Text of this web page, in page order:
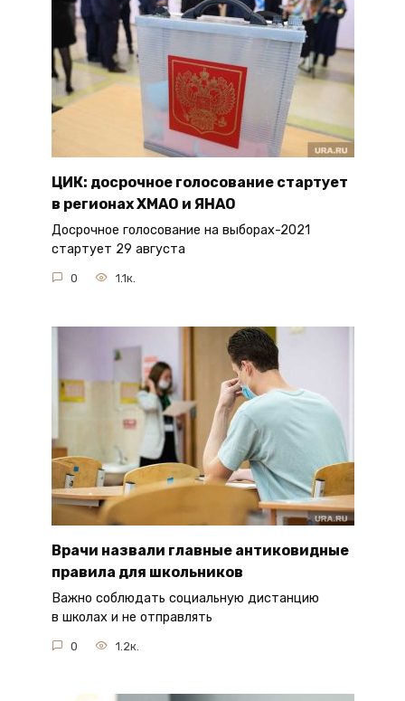
ЦИК: досрочное голосование стартует
в регионах ХМАО и ЯНАО
Досрочное голосование на выборах-2021
стартует 29 августа
0 1.1к.
Врачи назвали главные антиковидные
правила для школьников
Важно соблюдать социальную дистанцию
в школах и не отправлять
0 1.2к.